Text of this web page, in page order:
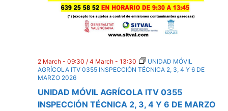
UNIDAD MÓVIL AGRÍCOLA ITV 0355
INSPECCIÓN TÉCNICA 2, 3, 4 Y 6 DE MARZO
2 March - 09:30 / 4 March - 13:30
UNIDAD MÓVIL
AGRÍCOLA ITV 0355 INSPECCIÓN TÉCNICA 2, 3, 4 Y 6 DE
MARZO 2026